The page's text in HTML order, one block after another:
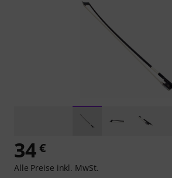
34€
Alle Preise inkl. MwSt.